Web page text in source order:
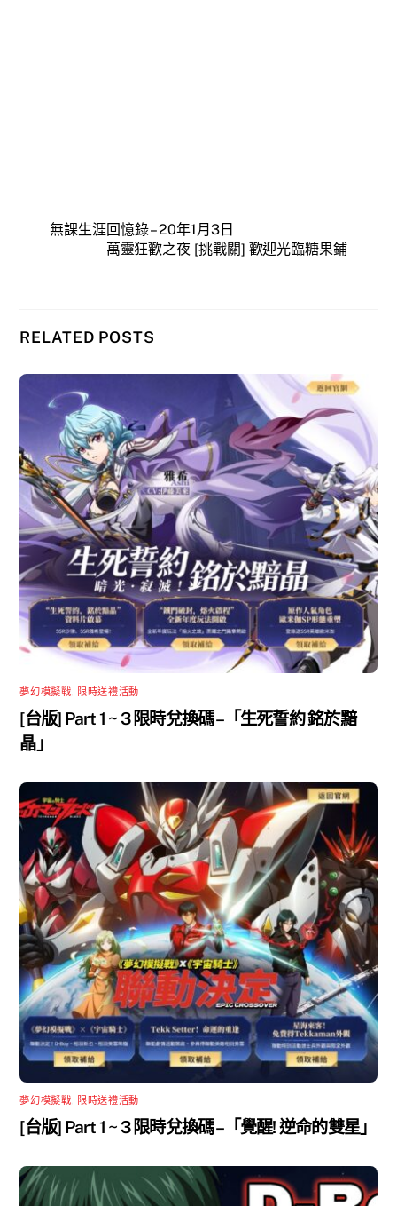
無課生涯回憶錄 – 20年1月3日
萬靈狂歡之夜 [挑戰關] 歡迎光臨糖果鋪
RELATED POSTS
夢幻模擬戰 限時送禮活動
[台版] Part 1 ~ 3 限時兌換碼 –「生死誓約 銘於黯
晶」
夢幻模擬戰 限時送禮活動
[台版] Part 1 ~ 3 限時兌換碼 –「覺醒! 逆命的雙星」